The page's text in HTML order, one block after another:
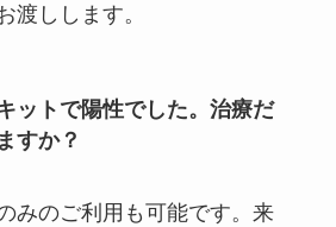
渡しします。
ットで陽性でした。治療だ
すか？
みのご利用も可能です。来